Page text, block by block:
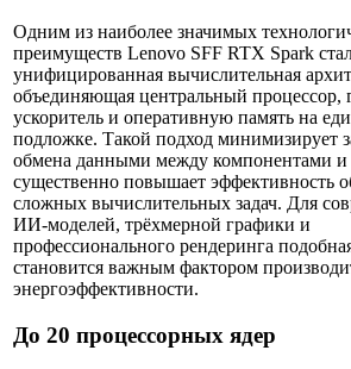
Одним из наиболее значимых
преимуществ Lenovo SFF RTX Spark
унифицированная вычислительная
объединяющая центральный процессор,
ускоритель и оперативную память на
подложке. Такой подход минимизирует
обмена данными между компонентами и
существенно повышает эффективность
сложных вычислительных задач. Для
ИИ-моделей, трёхмерной графики и
профессионального рендеринга
становится важным фактором
энергоэффективности.
До 20 процессорных ядер